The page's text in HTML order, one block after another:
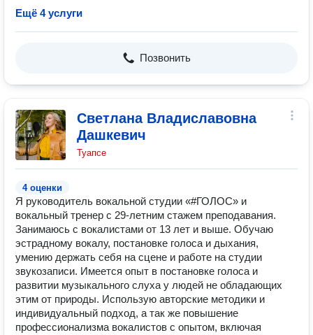
Ещё 4 услуги
Позвонить
Светлана Владиславовна
Дашкевич
Туапсе
4 оценки
Я руководитель вокальной студии «#ГОЛОС» и
вокальный тренер с 29-летним стажем преподавания.
Занимаюсь с вокалистами от 13 лет и выше. Обучаю
эстрадному вокалу, постановке голоса и дыхания,
умению держать себя на сцене и работе на студии
звукозаписи. Имеется опыт в постановке голоса и
развитии музыкального слуха у людей не обладающих
этим от природы. Использую авторские методики и
индивидуальный подход, а так же повышение
профессионализма вокалистов с опытом, включая